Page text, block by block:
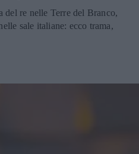
del re nelle Terre del Branco,
sale italiane: ecco trama,